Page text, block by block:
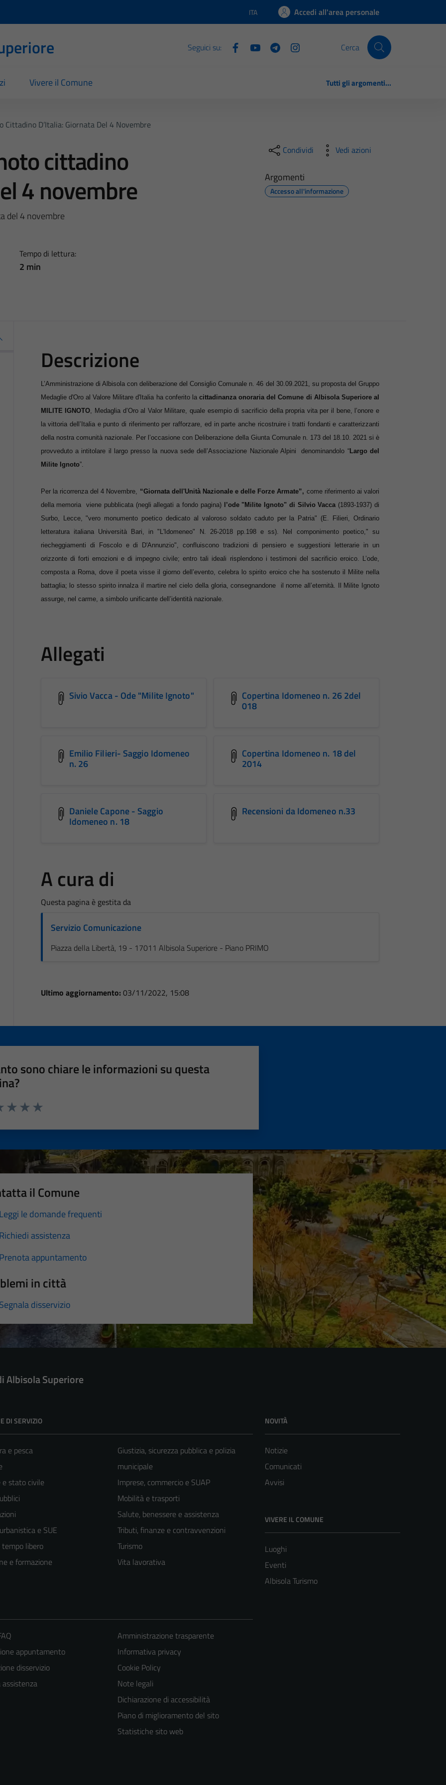
Lingua attiva:
ITA Accedi all'area personale
Seguici su: Cerca
Vivere il Comune Tutti gli argomenti...
D’Italia: Giornata Del 4 Novembre
cittadino
4 novembre
del 4 novembre
Tempo di lettura:
2 min
Condividi Vedi azioni
Argomenti
Accesso all'informazione
Descrizione
L’Amministrazione di Albisola con deliberazione del Consiglio Comunale n. 46 del 30.09.2021, su proposta del Gruppo
Medaglie d'Oro al Valore Militare d'Italia ha conferito la cittadinanza onoraria del Comune di Albisola Superiore al
MILITE IGNOTO , Medaglia d’Oro al Valor Militare, quale esempio di sacrificio della propria vita per il bene, l’onore e
la vittoria dell’Italia e punto di riferimento per rafforzare, ed in parte anche ricostruire i tratti fondanti e caratterizzanti
della nostra comunità nazionale. Per l’occasione con Deliberazione della Giunta Comunale n. 173 del 18.10. 2021 si è
provveduto a intitolare il largo presso la nuova sede dell’Associazione Nazionale Alpini denominandolo “Largo del
Milite Ignoto”.
Per la ricorrenza del 4 Novembre “Giornata dell'Unità Nazionale e delle Forze Armate”, come riferimento ai valori
della memoria viene pubblicata (negli allegati a fondo pagina)l’ode "Milite Ignoto" di Silvio Vacca (1893-1937) di
Surbo, Lecce, "vero monumento poetico dedicato al valoroso soldato caduto per la Patria" (E. Filieri, Ordinario
letteratura italiana Università Bari, in "L'Idomeneo" N. 26-2018 pp.198 e ss). Nel componimento poetico," su
riecheggiamenti di Foscolo e di D'Annunzio", confluiscono tradizioni di pensiero e suggestioni letterarie in un
orizzonte di forti emozioni e di impegno civile; entro tali ideali risplendono i testimoni del sacrificio eroico. L’ode,
composta a Roma, dove il poeta visse il giorno dell’evento, celebra lo spirito eroico che ha sostenuto il Milite nella
battaglia; lo stesso spirito innalza il martire nel cielo della gloria, consegnandone il nome all’eternità. Il Milite Ignoto
assurge, nel carme, a simbolo unificante dell’identità nazionale.
Allegati
Sivio Vacca - Ode "Milite Ignoto" Copertina Idomeneo n. 26 2del
018
Emilio Filieri- Saggio Idomeneo
n. 26
Copertina Idomeneo n. 18 del
2014
Daniele Capone - Saggio
Idomeneo n. 18
Recensioni da Idomeneo n.33
A cura di
Questa pagina è gestita da
Servizio Comunicazione
Piazza della Libertà, 19 - 17011 Albisola Superiore - Piano PRIMO
Ultimo aggiornamento: 03/11/2022, 15:08
sono chiare le informazioni su questa
il Comune
Leggi le domande frequenti
Richiedi assistenza
Prenota appuntamento
in città
Segnala disservizio
Albisola Superiore
DI SERVIZIO
e pesca
e stato civile
e SUE
libero
e formazione
Giustizia, sicurezza pubblica e polizia
municipale
Imprese, commercio e SUAP
Mobilità e trasporti
Salute, benessere e assistenza
Tributi, finanze e contravvenzioni
Turismo
Vita lavorativa
NOVITÀ
Notizie
Comunicati
Avvisi
VIVERE IL COMUNE
Luoghi
Eventi
Albisola Turismo
appuntamento
disservizio
assistenza
Amministrazione trasparente
Informativa privacy
Cookie Policy
Note legali
Dichiarazione di accessibilità
Piano di miglioramento del sito
Statistiche sito web
Tecnici
Questi cookie
sono necessari